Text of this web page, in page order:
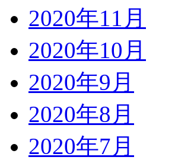
2020年11月
2020年10月
2020年9月
2020年8月
2020年7月